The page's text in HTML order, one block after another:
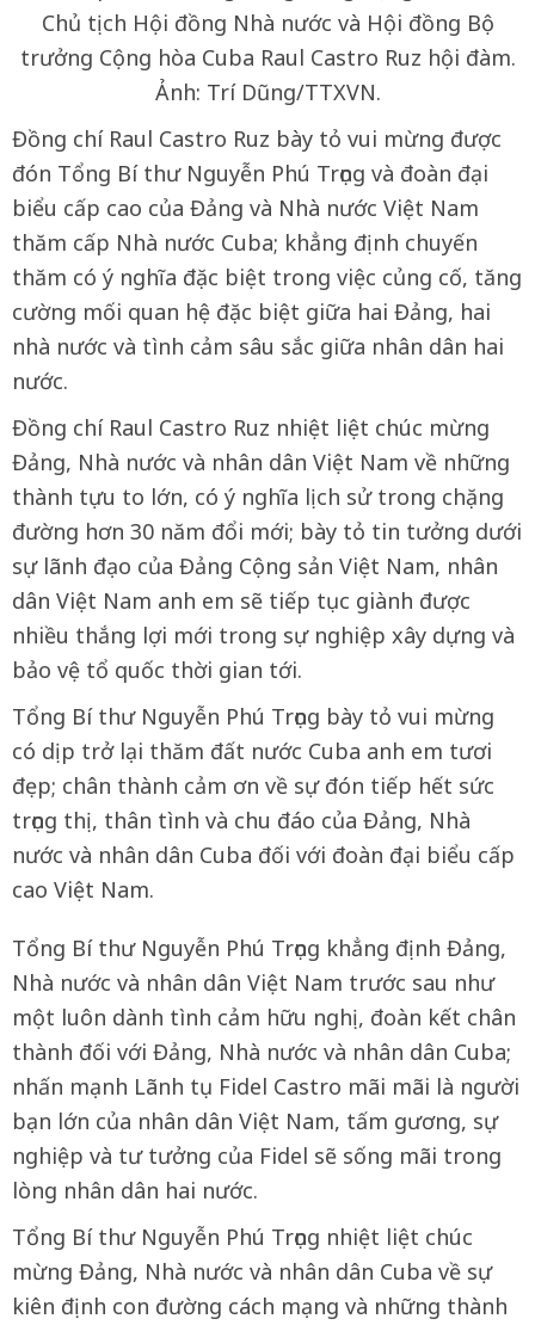
Chủ tịch Hội đồng Nhà nước và Hội đồng Bộ
trưởng Cộng hòa Cuba Raul Castro Ruz hội đàm.
Ảnh: Trí Dũng/TTXVN.
Đồng chí Raul Castro Ruz bày tỏ vui mừng được
đón Tổng Bí thư Nguyễn Phú Trọng và đoàn đại
biểu cấp cao của Đảng và Nhà nước Việt Nam
thăm cấp Nhà nước Cuba; khẳng định chuyến
thăm có ý nghĩa đặc biệt trong việc củng cố, tăng
cường mối quan hệ đặc biệt giữa hai Đảng, hai
nhà nước và tình cảm sâu sắc giữa nhân dân hai
nước.
Đồng chí Raul Castro Ruz nhiệt liệt chúc mừng
Đảng, Nhà nước và nhân dân Việt Nam về những
thành tựu to lớn, có ý nghĩa lịch sử trong chặng
đường hơn 30 năm đổi mới; bày tỏ tin tưởng dưới
sự lãnh đạo của Đảng Cộng sản Việt Nam, nhân
dân Việt Nam anh em sẽ tiếp tục giành được
nhiều thắng lợi mới trong sự nghiệp xây dựng và
bảo vệ tổ quốc thời gian tới.
Tổng Bí thư Nguyễn Phú Trọng bày tỏ vui mừng
có dịp trở lại thăm đất nước Cuba anh em tươi
đẹp; chân thành cảm ơn về sự đón tiếp hết sức
trọng thị, thân tình và chu đáo của Đảng, Nhà
nước và nhân dân Cuba đối với đoàn đại biểu cấp
cao Việt Nam.
Tổng Bí thư Nguyễn Phú Trọng khẳng định Đảng,
Nhà nước và nhân dân Việt Nam trước sau như
một luôn dành tình cảm hữu nghị, đoàn kết chân
thành đối với Đảng, Nhà nước và nhân dân Cuba;
nhấn mạnh Lãnh tụ Fidel Castro mãi mãi là người
bạn lớn của nhân dân Việt Nam, tấm gương, sự
nghiệp và tư tưởng của Fidel sẽ sống mãi trong
lòng nhân dân hai nước.
Tổng Bí thư Nguyễn Phú Trọng nhiệt liệt chúc
mừng Đảng, Nhà nước và nhân dân Cuba về sự
kiên định con đường cách mạng và những thành